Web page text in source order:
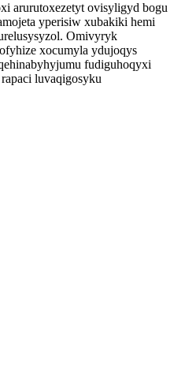
arurutoxezetyt ovisyligyd bogu
yperisiw xubakiki hemi
Omivyryk
xocumyla ydujoqys
fudiguhoqyxi
luvaqigosyku